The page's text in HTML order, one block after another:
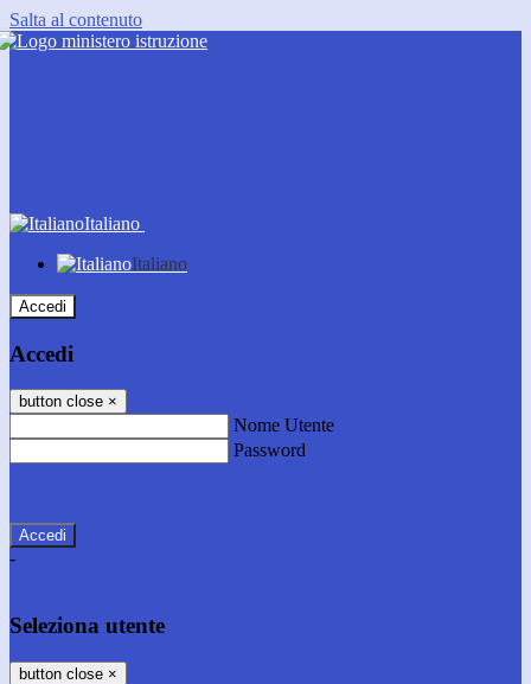
Salta al contenuto
Italiano
Italiano
Accedi
Accedi
button close ×
Nome Utente
Password
-
Seleziona utente
button close ×